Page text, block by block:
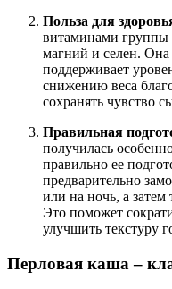
Польза для
витаминами группы
магний и селен.
поддерживает
снижению веса
сохранять чувство
Правильная
получилась
правильно ее
предварительно
или на ночь, а
Это поможет
улучшить текстуру
Перловая каша –